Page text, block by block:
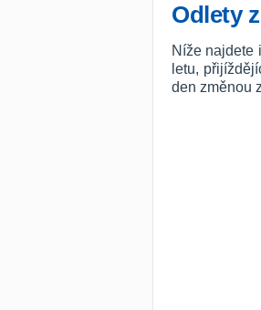
Odlety
Níže najdete
letu,
den změnou